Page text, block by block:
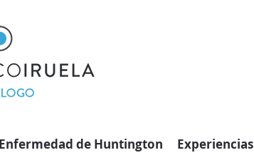
Enfermedad de Huntington Experiencias